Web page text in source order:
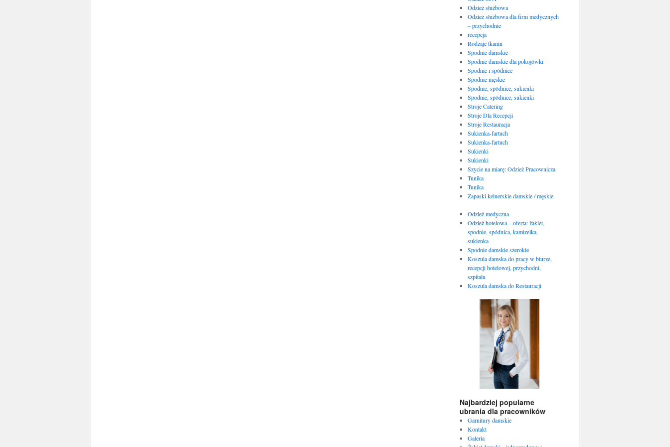
Odzież służbowa
Odzież służbowa dla firm medycznych
– przychodnie
recepcja
Rodzaje tkanin
Spodnie damskie
Spodnie damskie dla pokojówki
Spodnie i spódnice
Spodnie męskie
Spodnie, spódnice, sukienki
Spodnie, spódnice, sukienki
Stroje Catering
Stroje Dla Recepcji
Stroje Restauracja
Sukienka-fartuch
Sukienka-fartuch
Sukienki
Sukienki
Szycie na miarę: Odzież Pracownicza
Tunika
Tunika
Zapaski kelnerskie damskie / męskie
Odzież medyczna
Odzież hotelowa – oferta: żakiet,
spodnie, spódnica, kamizelka,
sukienka
Spodnie damskie szerokie
Koszula damska do pracy w biurze,
recepcji hotelowej, przychodni,
szpitalu
Koszula damska do Restauracji
Najbardziej popularne
ubrania dla pracowników
Garnitury damskie
Kontakt
Galeria